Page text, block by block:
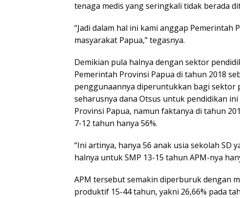
tenaga medis yang seringkali tidak berada
“Jadi dalam hal ini kami anggap
masyarakat Papua,” tegasnya.
Demikian pula halnya dengan sektor
Pemerintah Provinsi Papua di tahun 2018
penggunaannya diperuntukkan bagi sektor
seharusnya dana Otsus untuk pendidikan
Provinsi Papua, namun faktanya di tahun
7-12 tahun hanya 56%.
“Ini artinya, hanya 56 anak usia sekolah SD
halnya untuk SMP 13-15 tahun APM-nya
APM tersebut semakin diperburuk dengan
produktif 15-44 tahun, yakni 26,66% pada